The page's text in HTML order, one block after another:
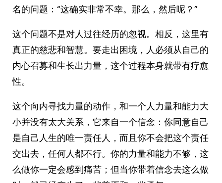
名的问题：“这确实非常不幸。那么，然后呢？”
这个问题不是对人过往经历的忽视。相反，这里有
真正的慈悲和智慧。要走出困境，人必须从自己的
内心召募和生长出力量，这个过程本身就带有疗愈
性。
这个向内寻找力量的动作，和一个人力量和能力大
小并没有太大关系，它来自一个信念：你同意自己
是自己人生的唯一责任人，而且你不会把这个责任
交出去，任何人都不行。你的力量和能力不够，这
么做你一定会感到痛苦；但当你带着信念去这么做